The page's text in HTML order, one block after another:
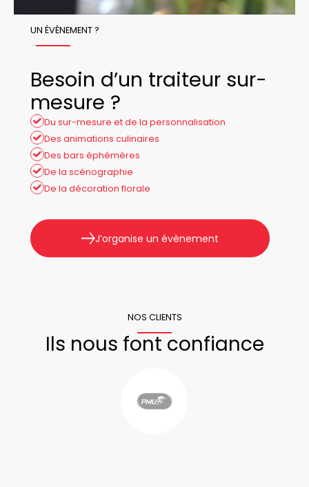
UN ÉVÈNEMENT ?
Besoin d’un traiteur sur-
mesure ?
Du sur-mesure et de la personnalisation
Des animations culinaires
Des bars éphémères
De la scénographie
De la décoration florale
J’organise un évènement
NOS CLIENTS
Ils nous font confiance